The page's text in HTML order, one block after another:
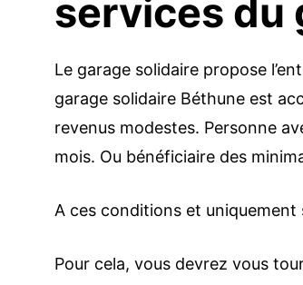
services du
Le garage solidaire propose
garage solidaire Béthune est
revenus modestes. Personne
mois. Ou bénéficiaire des
A ces conditions et
Pour cela, vous devrez vous